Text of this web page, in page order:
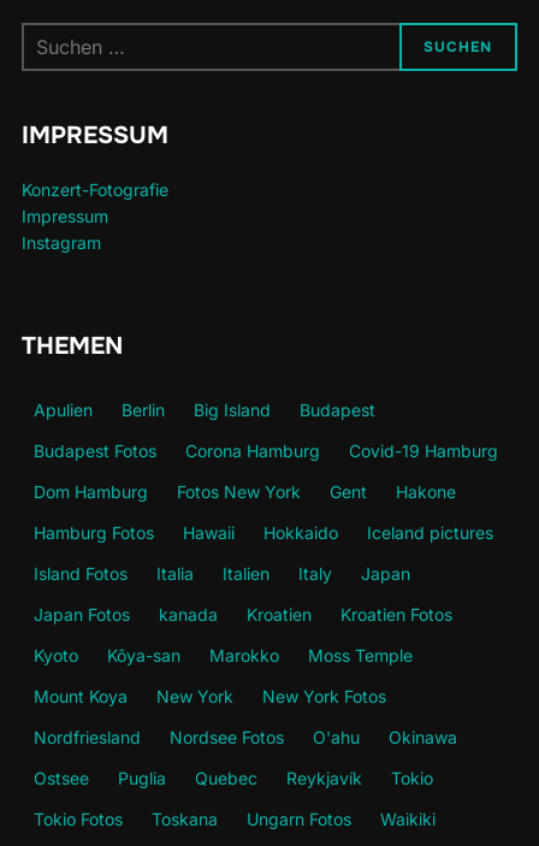
Suchen
SUCHEN
IMPRESSUM
Konzert-Fotografie
Impressum
Instagram
THEMEN
Apulien Berlin Big Island
Budapest
Budapest Fotos
Corona Hamburg
Covid-19 Hamburg
Dom Hamburg
Fotos New York Gent
Hakone
Hamburg Fotos
Hawaii Hokkaido
Iceland pictures
Island Fotos
Italia Italien Italy
Japan
Japan Fotos
kanada Kroatien
Kroatien Fotos
Kyoto
Kōya-san Marokko
Moss Temple
Mount Koya
New York
New York Fotos
Nordfriesland
Nordsee Fotos O'ahu
Okinawa
Ostsee
Puglia Quebec Reykjavík
Tokio
Tokio Fotos
Toskana Ungarn Fotos Waikiki